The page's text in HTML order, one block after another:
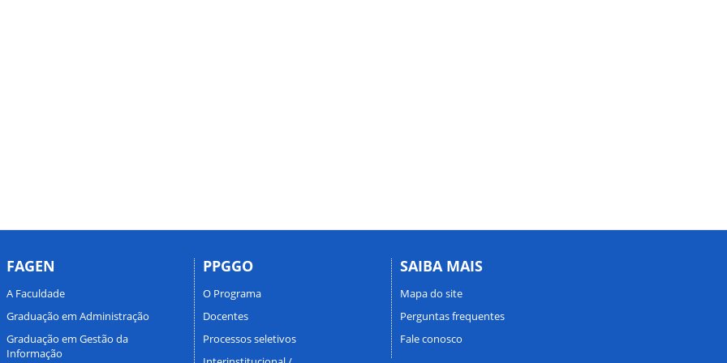
FAGEN
A Faculdade
Graduação em Administração
Graduação em Gestão da
Informação
PPGGO
O Programa
Docentes
Processos seletivos
SAIBA MAIS
Mapa do site
Perguntas frequentes
Fale conosco